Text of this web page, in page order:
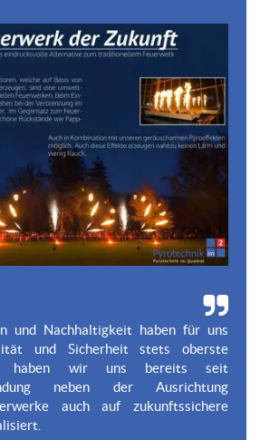
und Nachhaltigkeit haben für uns
und Sicherheit stets oberste
haben wir uns bereits seit
neben der Ausrichtung
auch auf zukunftssichere